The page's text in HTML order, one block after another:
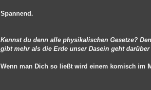
Spannend.
Kennst du denn alle physikalischen Gesetze?
gibt mehr als die Erde unser Dasein geht
Wenn man Dich so ließt wird einem komisch im